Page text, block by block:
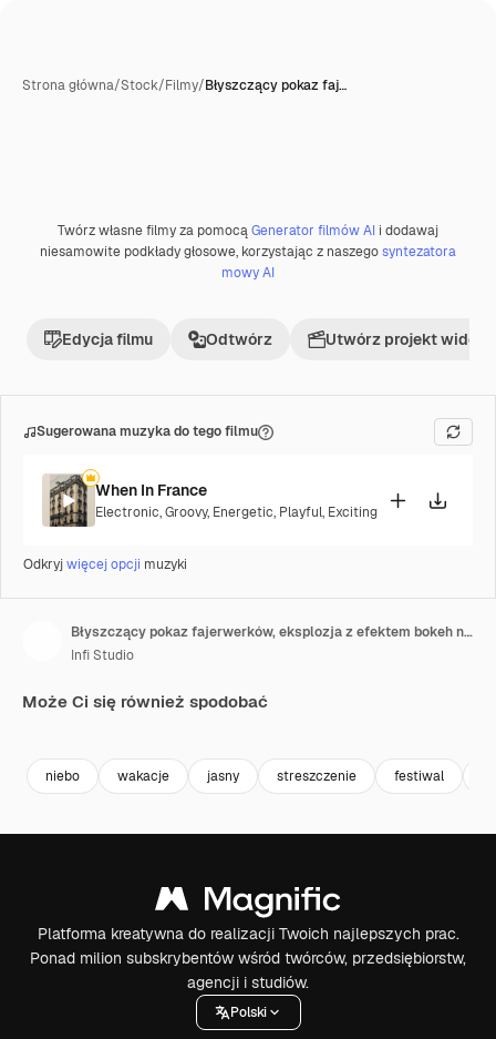
Strona główna/Stock/Filmy/Błyszczący pokaz faj…
Premium
Twórz własne filmy za pomocąGenerator filmów AI i dodawaj
niesamowite podkłady głosowe, korzystając z naszegosyntezatora
mowy AI
Edycja filmu Odtwórz Utwórz projekt wideo
Sugerowana muzyka do tego filmu
When In France
Electronic,Groovy, Energetic, Playful, Exciting
Odkryjwięcej opcji muzyki
Błyszczący pokaz fajerwerków, eksplozja z efektem bokeh na nocnym niebie, zapętlona animacja tła
Infi Studio
Może Ci się również spodobać
niebo wakacje jasny streszczenie festiwal
Platforma kreatywna do realizacji Twoich najlepszych prac.
Ponad milion subskrybentów wśród twórców, przedsiębiorstw,
agencji i studiów.
Polski